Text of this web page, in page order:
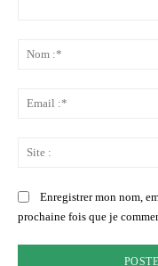
Enregistrer mon nom,
prochaine fois que je